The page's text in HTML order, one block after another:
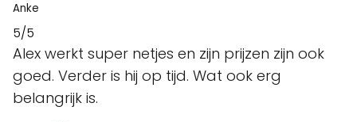
Anke
5/5
Alex werkt super netjes en zijn prijzen zijn ook
goed. Verder is hij op tijd. Wat ook erg
belangrijk is.